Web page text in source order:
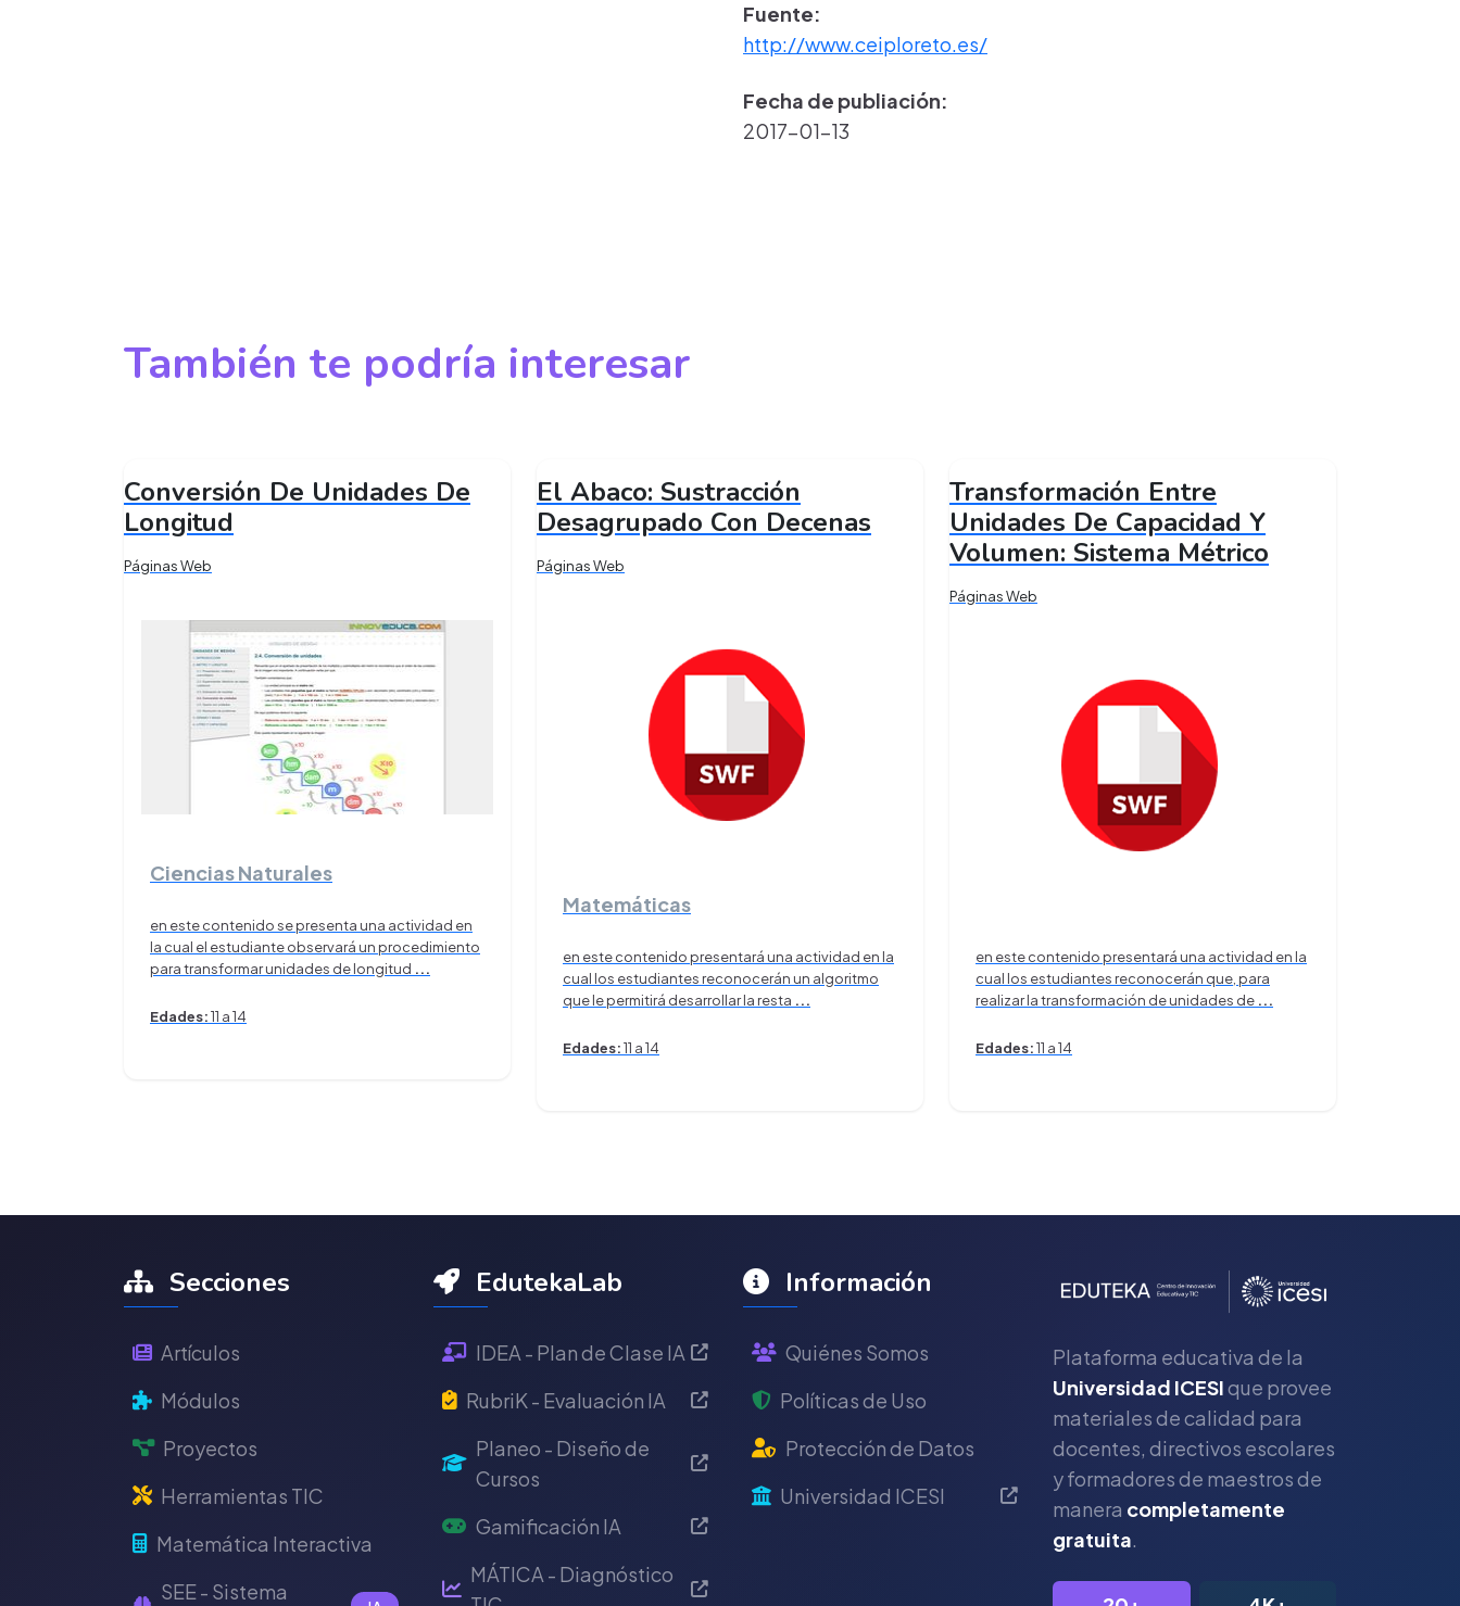
Fuente:
http://www.ceiploreto.es/
Fecha de publiación:
2017-01-13
También te podría interesar
Conversión De Unidades De
Longitud
Páginas Web
Ciencias Naturales
en este contenido se presenta una actividad en
la cual el estudiante observará un procedimiento
para transformar unidades de longitud ...
Edades:11 a 14
El Abaco: Sustracción
Desagrupado Con Decenas
Páginas Web
Matemáticas
en este contenido presentará una actividad en la
cual los estudiantes reconocerán un algoritmo
que le permitirá desarrollar la resta ...
Edades:11 a 14
Transformación Entre
Unidades De Capacidad Y
Volumen: Sistema Métrico
Páginas Web
en este contenido presentará una actividad en la
cual los estudiantes reconocerán que, para
realizar la transformación de unidades de ...
Edades:11 a 14
Secciones
Artículos
Módulos
Proyectos
Herramientas TIC
Matemática Interactiva
SEE - Sistema
EdutekaLab
IDEA - Plan de Clase IA
RubriK - Evaluación IA
Planeo - Diseño de
Cursos
Gamificación IA
MÁTICA - Diagnóstico
Información
Quiénes Somos
Políticas de Uso
Protección de Datos
Universidad ICESI
Plataforma educativa de la
Universidad ICESIque provee
materiales de calidad para
docentes, directivos escolares
y formadores de maestros de
manera completamente
gratuita.